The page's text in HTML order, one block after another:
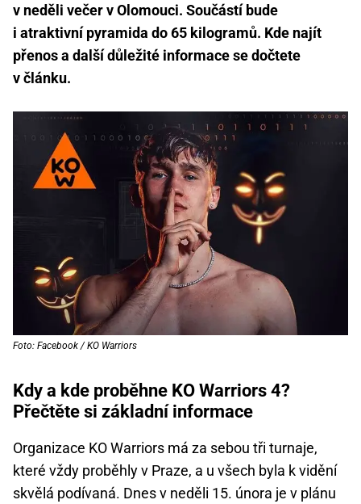
v neděli večer v Olomouci. Součástí bude
i atraktivní pyramida do 65 kilogramů. Kde najít
přenos a další důležité informace se dočtete
v článku.
Foto: Facebook / KO Warriors
Kdy a kde proběhne KO Warriors 4?
Přečtěte si základní informace
Organizace KO Warriors má za sebou tři turnaje,
které vždy proběhly v Praze, a u všech byla k vidění
skvělá podívaná. Dnes v neděli 15. února je v plánu